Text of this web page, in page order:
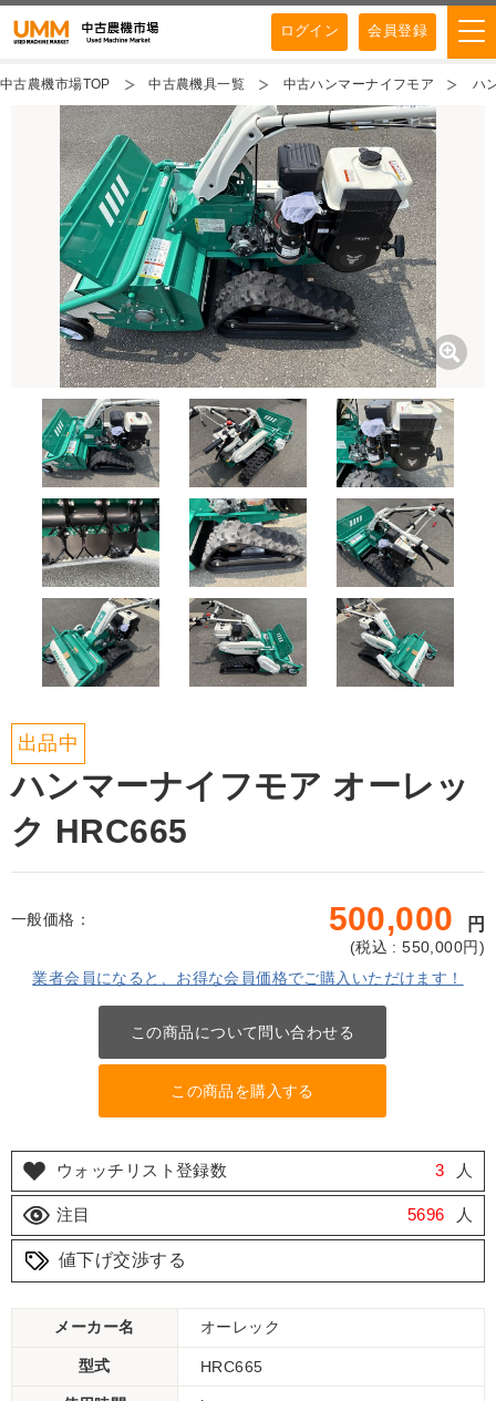
ログイン 会員登録
中古農機市場TOP 中古農機具一覧 中古ハンマーナイフモア ハ
出品中
ハンマーナイフモア オーレッ
ク HRC665
一般価格： 500,000 円
(税込 : 550,000円)
業者会員になると、お得な会員価格でご購入いただけます！
この商品について問い合わせる
この商品を購入する
ウォッチリスト登録数 3 人
注目 5696 人
値下げ交渉する
メーカー名 オーレック
型式 HRC665